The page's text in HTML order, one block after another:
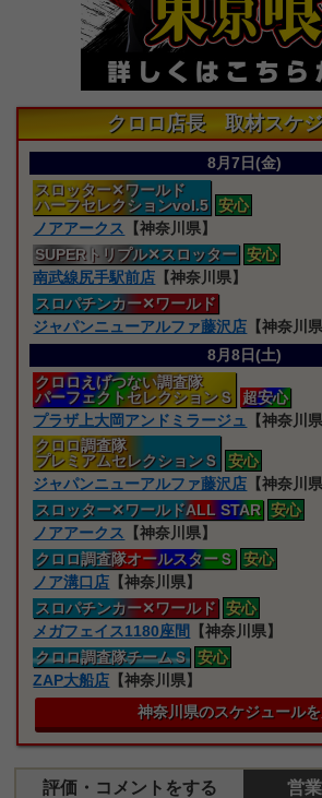
クロロ店長 取材スケ
8月7日(金)
スロッター✕ワールド
ハーフセレクションvol.5 安心
ノアアークス
【神奈川県】
SUPERトリプル✕スロッター 安心
南武線尻手駅前店 【神奈川県】
スロパチンカー✕ワールド
ジャパンニューアルファ藤沢店 【神奈川県
8月8日(土)
クロロえげつない調査隊
パーフェクトセレクションＳ
超安心
プラザ上大岡アンドミラージュ
【神奈川県
クロロ調査隊
プレミアムセレクションＳ
安心
ジャパンニューアルファ藤沢店 【神奈川県
スロッター✕ワールドALL STAR 安心
ノアアークス
【神奈川県】
クロロ調査隊オールスターＳ
安心
ノア溝口店 【神奈川県】
スロパチンカー✕ワールド 安心
メガフェイス1180座間
【神奈川県】
クロロ調査隊チームＳ 安心
ZAP大船店 【神奈川県】
神奈川県のスケジュール
評価・コメントをする 営